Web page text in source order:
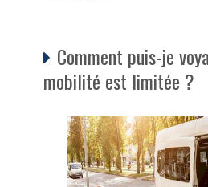
Comment puis-je
mobilité est limitée ?